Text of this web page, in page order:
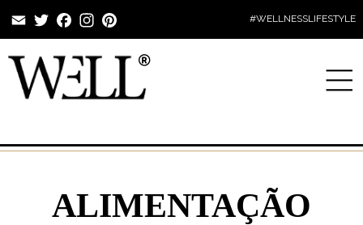
EmailTwitterFacebookInstagram #WELLNESSLIFESTYLE
ALIMENTAÇÃO